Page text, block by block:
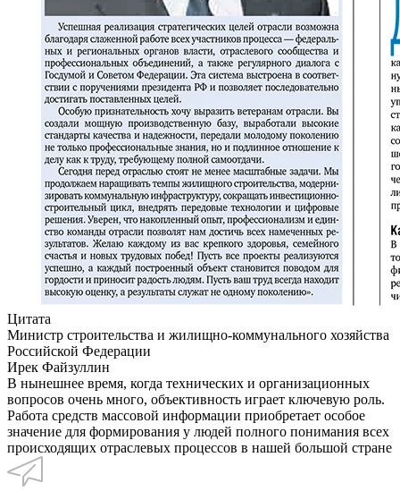
Цитата
Министр строительства и жилищно-коммунального хозяйства
Российской Федерации
Ирек Файзуллин
В нынешнее время, когда технических и организационных
вопросов очень много, объективность играет ключевую роль.
Работа средств массовой информации приобретает особое
значение для формирования у людей полного понимания всех
происходящих отраслевых процессов в нашей большой стране